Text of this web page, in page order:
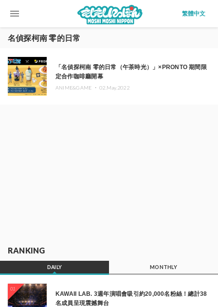
menu 繁體中文
名偵探柯南 零的日常
「名偵探柯南 零的日常（午茶時光）」×PRONTO 期間限
定合作咖啡廳開幕
ANIME&GAME ・02.May.2022
RANKING
DAILY MONTHLY
01
KAWAII LAB. 3週年演唱會吸引約20,000名粉絲！總計38
名成員呈現震撼舞台